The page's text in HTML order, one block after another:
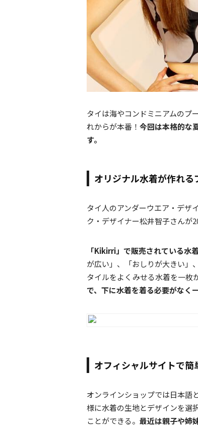
タイは海やコンドミニアムのプ
れからが本番！ 今回は本格的な
す。
オリジナル水着が作れ
タイ人のアンダーウエア・デザ
ク・デザイナー松井智子さんが
「Kikirri」で販売されている水
が広い」、「おしりが大きい」
タイルをよくみせる水着を一枚
で、下に水着を着る必要がなく
オフィシャルサイトで簡
オンラインショップでは日本語
様に水着の生地とデザインを選
ことができる。 最近は親子や姉